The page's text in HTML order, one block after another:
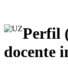
Perfil
docente